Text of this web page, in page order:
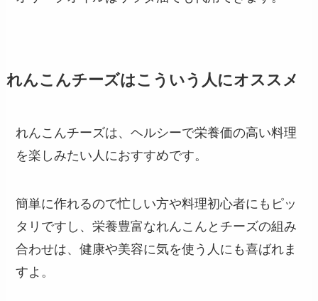
れんこんチーズはこういう人にオススメ
れんこんチーズは、ヘルシーで栄養価の高い料理
を楽しみたい人におすすめです。
簡単に作れるので忙しい方や料理初心者にもピッ
タリですし、栄養豊富なれんこんとチーズの組み
合わせは、健康や美容に気を使う人にも喜ばれま
すよ。